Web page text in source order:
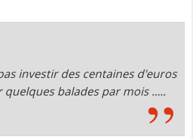
investir des centaines d'euros
quelques balades par mois .....